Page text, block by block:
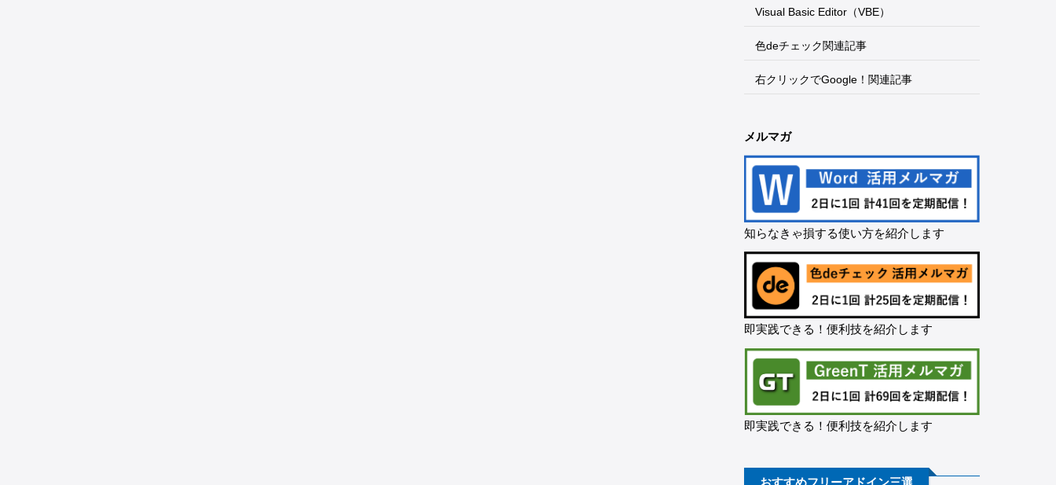
Visual Basic Editor（VBE）
色deチェック関連記事
右クリックでGoogle！関連記事
メルマガ
知らなきゃ損する使い方を紹介します
即実践できる！便利技を紹介します
即実践できる！便利技を紹介します
おすすめフリーアドイン三選